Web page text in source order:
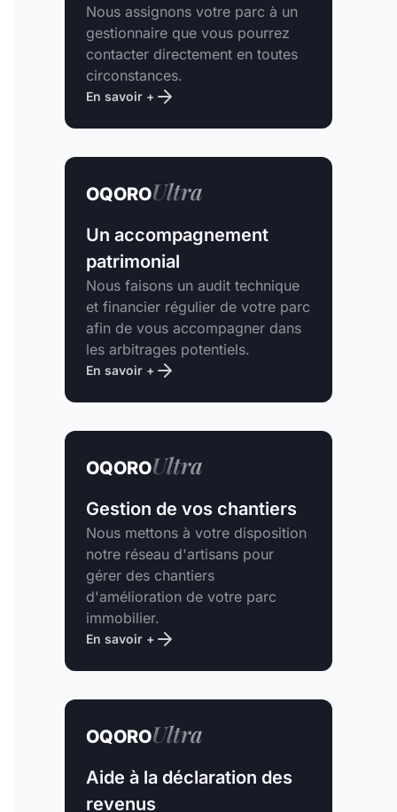
Nous assignons votre parc à un
gestionnaire que vous pourrez
contacter directement en toutes
circonstances.
En savoir +
OQOROUltra
Un accompagnement
patrimonial
Nous faisons un audit technique
et financier régulier de votre parc
afin de vous accompagner dans
les arbitrages potentiels.
En savoir +
OQOROUltra
Gestion de vos chantiers
Nous mettons à votre disposition
notre réseau d'artisans pour
gérer des chantiers
d'amélioration de votre parc
immobilier.
En savoir +
OQOROUltra
Aide à la déclaration des
revenus